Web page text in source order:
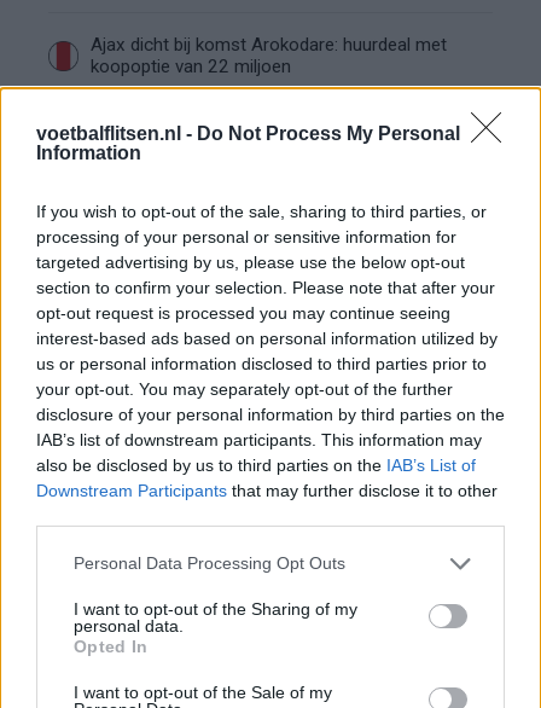
voetbalflitsen.nl - Do Not Process My Personal
Information
If you wish to opt-out of the sale, sharing to third parties, or
processing of your personal or sensitive information for
targeted advertising by us, please use the below opt-out
section to confirm your selection. Please note that after your
opt-out request is processed you may continue seeing
interest-based ads based on personal information utilized by
us or personal information disclosed to third parties prior to
your opt-out. You may separately opt-out of the further
disclosure of your personal information by third parties on the
IAB’s list of downstream participants. This information may
also be disclosed by us to third parties on the IAB’s List of
Downstream Participants that may further disclose it to other
Personal Data Processing Opt Outs
I want to opt-out of the Sharing of my
personal data.
Opted In
I want to opt-out of the Sale of my
Ajax dicht bij komst Arokodare: huurdeal met
koopoptie van 22 miljoen
Ajax helpt Burnley uit de brand met afgeknipte
sokken na blunder met tenues
Hakim Ziyech verhuurt opnieuw luxe
appartement op Amsterdamse Zuidas
Marcos Leonardo laat eerste indruk achter bij
Ajax: 'Hier gaan fans van genieten'
Resterend oefenprogramma Ajax: waar zijn de
duels te zien
Ajax groeit onder Míchel, maar transfermarkt
blijft cruciaal
Ajax-talent Mohamed Abdalla schrijft Europese
Shane Kluivert krijgt kans van Flick en begint in